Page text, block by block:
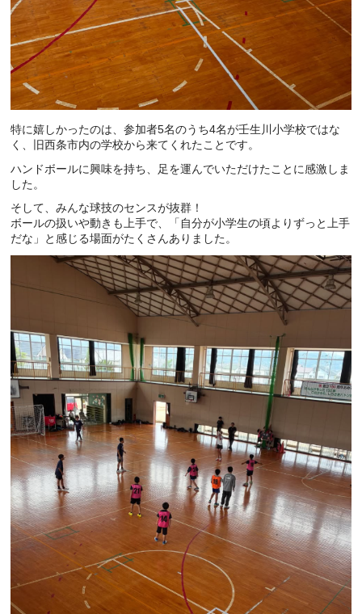
特に嬉しかったのは、参加者5名のうち4名が壬生川小学校ではな
く、旧西条市内の学校から来てくれたことです。
ハンドボールに興味を持ち、足を運んでいただけたことに感激しま
した。
そして、みんな球技のセンスが抜群！
ボールの扱いや動きも上手で、「自分が小学生の頃よりずっと上手
だな」と感じる場面がたくさんありました。